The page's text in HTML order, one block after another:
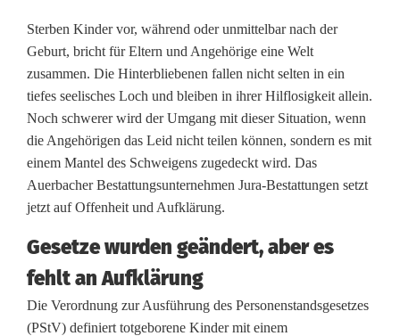
e
r
n
e
n
k
i
n
d
Sterben Kinder vor, während oder unmittelbar nach der
Geburt, bricht für Eltern und Angehörige eine Welt
zusammen. Die Hinterbliebenen fallen nicht selten in ein
tiefes seelisches Loch und bleiben in ihrer Hilflosigkeit allein.
Noch schwerer wird der Umgang mit dieser Situation, wenn
die Angehörigen das Leid nicht teilen können, sondern es mit
einem Mantel des Schweigens zugedeckt wird. Das
Auerbacher Bestattungsunternehmen Jura-Bestattungen setzt
jetzt auf Offenheit und Aufklärung.
Gesetze wurden geändert, aber es
fehlt an Aufklärung
Die Verordnung zur Ausführung des Personenstandsgesetzes
(PStV) definiert totgeborene Kinder mit einem